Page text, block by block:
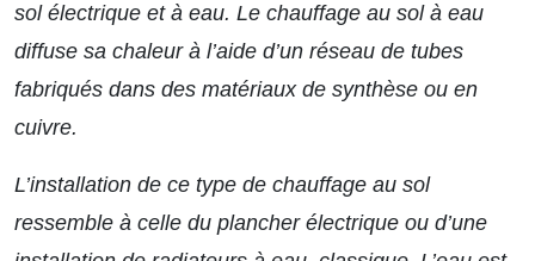
sol électrique et à eau. Le chauffage au sol à eau
diffuse sa chaleur à l’aide d’un réseau de tubes
fabriqués dans des matériaux de synthèse ou en
cuivre.
L’installation de ce type de chauffage au sol
ressemble à celle du plancher électrique ou d’une